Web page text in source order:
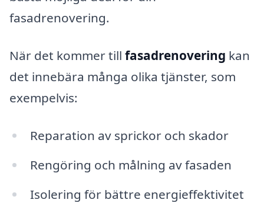
fasadrenovering.
När det kommer till fasadrenovering kan
det innebära många olika tjänster, som
exempelvis:
Reparation av sprickor och skador
Rengöring och målning av fasaden
Isolering för bättre energieffektivitet